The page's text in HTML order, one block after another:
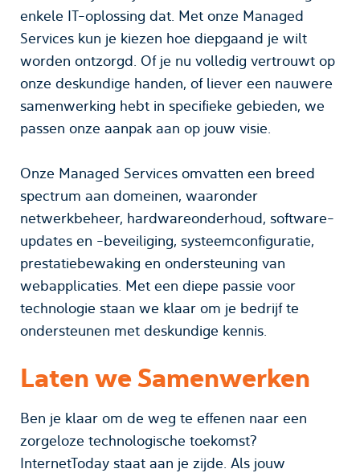
enkele IT-oplossing dat. Met onze Managed
Services kun je kiezen hoe diepgaand je wilt
worden ontzorgd. Of je nu volledig vertrouwt op
onze deskundige handen, of liever een nauwere
samenwerking hebt in specifieke gebieden, we
passen onze aanpak aan op jouw visie.
Onze Managed Services omvatten een breed
spectrum aan domeinen, waaronder
netwerkbeheer, hardwareonderhoud, software-
updates en -beveiliging, systeemconfiguratie,
prestatiebewaking en ondersteuning van
webapplicaties. Met een diepe passie voor
technologie staan we klaar om je bedrijf te
ondersteunen met deskundige kennis.
Laten we Samenwerken
Ben je klaar om de weg te effenen naar een
zorgeloze technologische toekomst?
InternetToday staat aan je zijde. Als jouw